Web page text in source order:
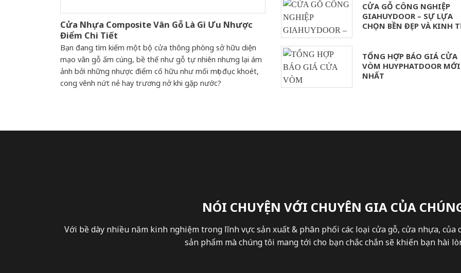
Cửa Nhựa Composite Vân Gỗ Là Gì Ưu Nhược
Điểm Chi Tiết
Bạn đang tìm kiếm một bộ cửa thông phòng sở hữu diện
mạo vân gỗ ấm cúng, bề thế như gỗ tự nhiên nhưng lại ám
ảnh bởi những nhược điểm cố hữu như mối mọt đục khoét,
cong vênh nứt nẻ hay trương nở khi gặp nước?
CỬA GỖ CÔNG NGHIỆP
GIAHUYDOOR – SỰ LỰA
CHỌN BỀN ĐẸP VÀ KINH
TỔNG HỢP BÁO GIÁ CỬA
VÒM HUYPHATDOOR MỚI
NHẤT
NÓI CHUYỆN VỚI CHUYÊN GIA CỦA
Với bề dày nhiều năm kinh nghiệm trong lĩnh vực sản xuất & phân phối các loại cửa gỗ, cửa nhựa,
sản phẩm mà chúng tôi mang tới cho bạn chắc chắn sẽ khiến bạn hài